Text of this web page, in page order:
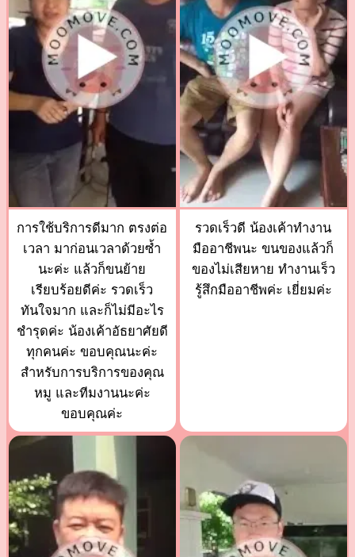
การใช้บริการดีมาก ตรงต่อ
เวลา มาก่อนเวลาด้วยซ้ำ
นะค่ะ แล้วก็ขนย้าย
เรียบร้อยดีค่ะ รวดเร็ว
ทันใจมาก และก็ไม่มีอะไร
ชำรุดค่ะ น้องเค้าอัธยาศัยดี
ทุกคนค่ะ ขอบคุณนะค่ะ
สำหรับการบริการของคุณ
หมู และทีมงานนะค่ะ
ขอบคุณค่ะ
รวดเร็วดี น้องเค้าทำงาน
มืออาชีพนะ ขนของแล้วก็
ของไม่เสียหาย ทำงานเร็ว
รู้สึกมืออาชีพค่ะ เยี่ยมค่ะ